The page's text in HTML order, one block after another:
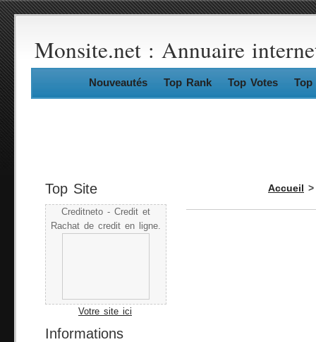
Monsite.net : Annuaire
Nouveautés Top Rank Top Votes Top
Top Site
Creditneto - Credit et
Rachat de credit en ligne.
Votre site ici
Informations
Accueil